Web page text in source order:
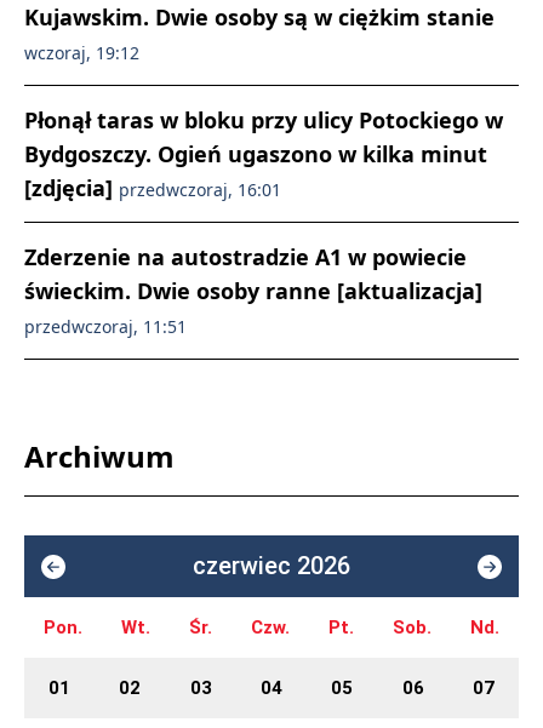
Kujawskim. Dwie osoby są w ciężkim stanie
wczoraj, 19:12
Płonął taras w bloku przy ulicy Potockiego w
Bydgoszczy. Ogień ugaszono w kilka minut
[zdjęcia] przedwczoraj, 16:01
Zderzenie na autostradzie A1 w powiecie
świeckim. Dwie osoby ranne [aktualizacja]
przedwczoraj, 11:51
Archiwum
czerwiec 2026
Pon. Wt. Śr. Czw. Pt. Sob. Nd.
01 02 03 04 05 06 07